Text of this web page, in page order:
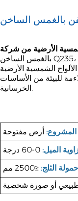
بالغمس الساخن
بالغمس الساخن Q235، وهي مناسبة ليس فقط لأنظمة تركيب الألواح الشمسية الأرضية، بل تُستخدم
الشمسية الأرضية
للبيئة من الأساسات
الخرسانية.
أرض مفتوحة
الميل:0-60 درجة
حمولة الثلج: ≤2500 مم
أو صورة شخصية